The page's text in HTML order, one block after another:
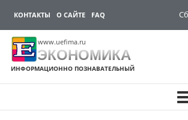
КОНТАКТЫ О САЙТЕ FAQ
www.uefima.ru
ЭКОНОМИКА
ИНФОРМАЦИОННО ПОЗНАВАТЕЛЬНЫЙ